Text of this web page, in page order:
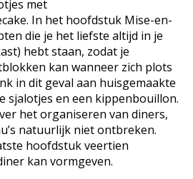
met
In het hoofdstuk Mise-en-
die je het liefste altijd in je
hebt staan, zodat je
kan wanneer zich plots
in dit geval aan huisgemaakte
sjalotjes en een kippenbouillon.
het organiseren van diners,
natuurlijk niet ontbreken.
hoofdstuk veertien
kan vormgeven.